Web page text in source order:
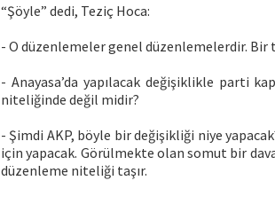
“Şöyle” dedi, Teziç Hoca:
- O düzenlemeler genel düzenlemelerdir. Bir
- Anayasa’da yapılacak değişiklikle parti
niteliğinde değil midir?
- Şimdi AKP, böyle bir değişikliği niye
için yapacak. Görülmekte olan somut bir
düzenleme niteliği taşır.